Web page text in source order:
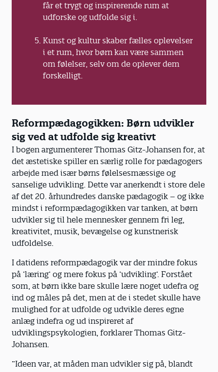
får et trygt og inspirerende rum at
udforske og udfolde sig i.
Kunst og kultur skaber fælles oplevelser
i et rum, hvor børn kan være sammen
om følelser, selv om de oplever dem
forskelligt.
Reformpædagogikken: Børn udvikler
sig ved at udfolde sig kreativt
I bogen argumenterer Thomas Gitz-Johansen for, at
det æstetiske spiller en særlig rolle for pædagogers
arbejde med især børns følelsesmæssige og
sanselige udvikling. Dette var anerkendt i store dele
af det 20. århundredes danske pædagogik – og ikke
mindst i reformpædagogikken var tanken, at børn
udvikler sig til hele mennesker gennem fri leg,
kreativitet, musik, bevægelse og kunstnerisk
udfoldelse.
I datidens reformpædagogik var der mindre fokus
på ’læring’ og mere fokus på ’udvikling’. Forstået
som, at børn ikke bare skulle lære noget udefra og
ind og måles på det, men at de i stedet skulle have
mulighed for at udfolde og udvikle deres egne
anlæg indefra og ud inspireret af
udviklingspsykologien, forklarer Thomas Gitz-
Johansen.
”Ideen var, at måden man udvikler sig på, blandt